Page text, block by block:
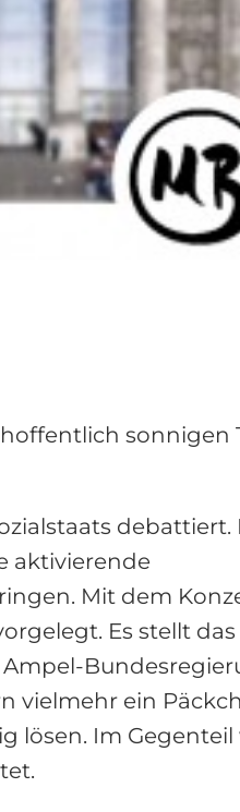
sonnigen
debattiert.
aktivierende
Mit dem
Es stellt
vielmehr ein
lösen. Im